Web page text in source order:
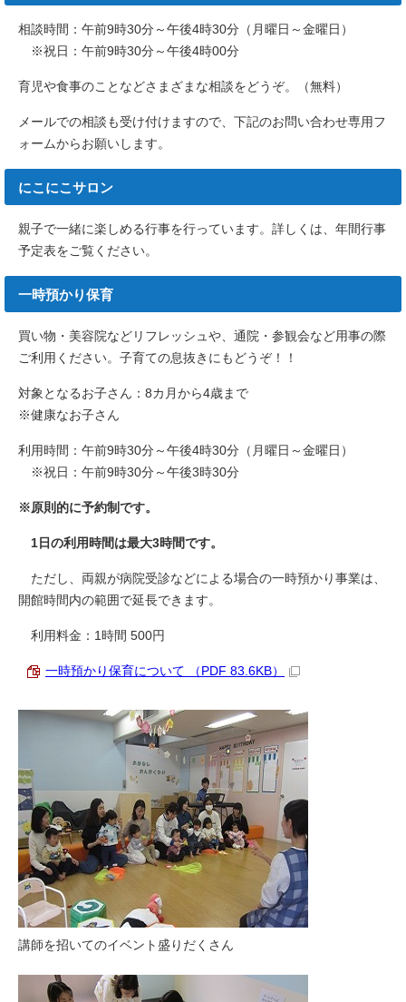
相談時間：午前9時30分～午後4時30分（月曜日～金曜日）
※祝日：午前9時30分～午後4時00分
育児や食事のことなどさまざまな相談をどうぞ。（無料）
メールでの相談も受け付けますので、下記のお問い合わせ専用フ
ォームからお願いします。
にこにこサロン
親子で一緒に楽しめる行事を行っています。詳しくは、年間行事
予定表をご覧ください。
一時預かり保育
買い物・美容院などリフレッシュや、通院・参観会など用事の際
ご利用ください。子育ての息抜きにもどうぞ！！
対象となるお子さん：8カ月から4歳まで
※健康なお子さん
利用時間：午前9時30分～午後4時30分（月曜日～金曜日）
※祝日：午前9時30分～午後3時30分
※原則的に予約制です。
1日の利用時間は最大3時間です。
ただし、両親が病院受診などによる場合の一時預かり事業は、
開館時間内の範囲で延長できます。
利用料金：1時間 500円
一時預かり保育について （PDF 83.6KB）
講師を招いてのイベント盛りだくさん